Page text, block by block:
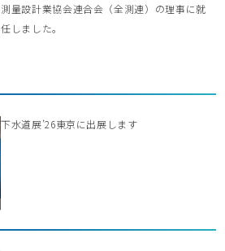
測量設計業協会連合会（全測連）の理事に就
任しました。
下水道展’26東京に出展します